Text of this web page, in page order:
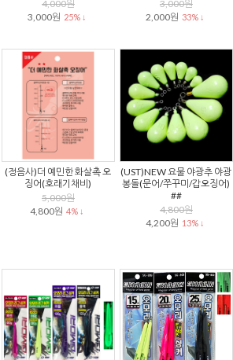
4,000원
3,000원 25% ↓
3,000원
2,000원 33% ↓
(정음사)더 예민한 화살촉 오
징어(호래기채비)
5,000원
4,800원 4% ↓
(UST)NEW 요물 야광추 야광
봉돌(문어/쭈꾸미/갑오징어)
##
4,800원
4,200원 13% ↓